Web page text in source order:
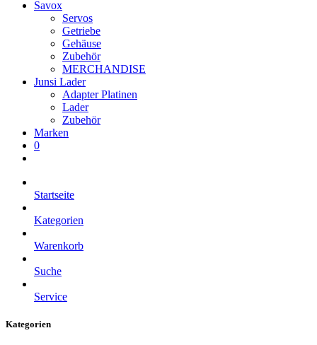
Savox
Servos
Getriebe
Gehäuse
Zubehör
MERCHANDISE
Junsi Lader
Adapter Platinen
Lader
Zubehör
Marken
0
Startseite
Kategorien
Warenkorb
Suche
Service
Kategorien